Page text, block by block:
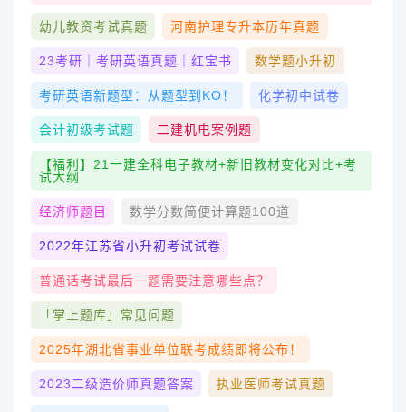
幼儿教资考试真题 河南护理专升本历年真题
23考研｜考研英语真题｜红宝书 数学题小升初
考研英语新题型：从题型到KO！ 化学初中试卷
会计初级考试题 二建机电案例题
【福利】21一建全科电子教材+新旧教材变化对比+考
试大纲
经济师题目 数学分数简便计算题100道
2022年江苏省小升初考试试卷
普通话考试最后一题需要注意哪些点？
「掌上题库」常见问题
2025年湖北省事业单位联考成绩即将公布！
2023二级造价师真题答案 执业医师考试真题